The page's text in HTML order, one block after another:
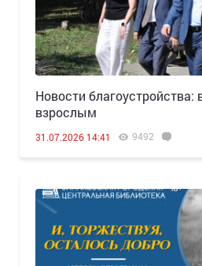
Новости благоустройства:
взрослым
31.07.2026 14:41 9492